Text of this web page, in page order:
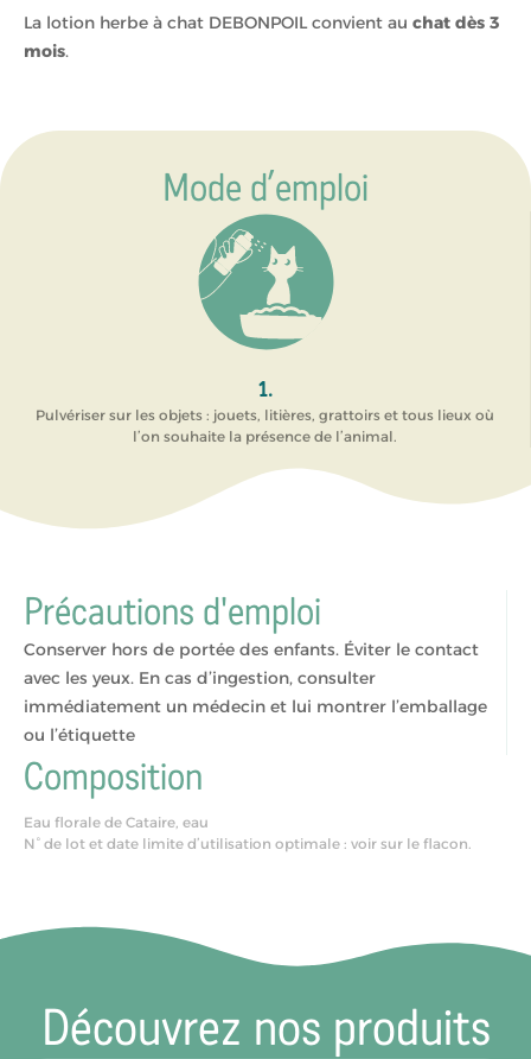
La lotion herbe à chat DEBONPOIL convient au chat dès 3
mois.
Mode d’emploi
1.
Pulvériser sur les objets : jouets, litières, grattoirs et tous lieux où
l’on souhaite la présence de l’animal.
Précautions d'emploi
Conserver hors de portée des enfants. Éviter le contact
avec les yeux. En cas d’ingestion, consulter
immédiatement un médecin et lui montrer l’emballage
ou l’étiquette
Composition
Eau florale de Cataire, eau
N° de lot et date limite d’utilisation optimale : voir sur le flacon.
Découvrez nos produits